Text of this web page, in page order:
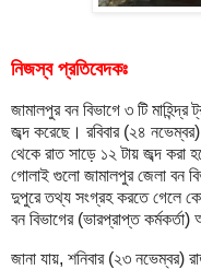
নিজস্ব প্রতিবেদকঃ
জামালপুর বন বিভাগে ৩ টি
জব্দ করেছে। রবিবার (২৪
থেকে রাত সাড়ে ১২ টায় জব্দ করা
গোলাই গুলো জামালপুর জেলা বন
দুপুরে তথ্য সংগ্রহ করতে গেলে
বন বিভাগের (ভারপ্রাপ্ত
জানা যায়, শনিবার (২৩ নভেম্বর)